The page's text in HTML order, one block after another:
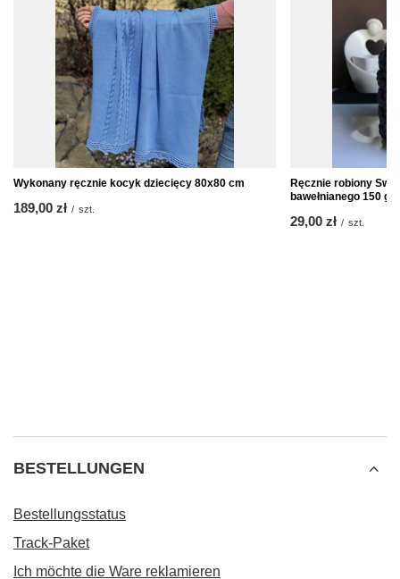
Wykonany ręcznie kocyk dziecięcy 80x80 cm
189,00 zł / szt.
Ręcznie robiony
bawełnianego 150
29,00 zł / szt.
BESTELLUNGEN
Bestellungsstatus
Track-Paket
Ich möchte die Ware reklamieren